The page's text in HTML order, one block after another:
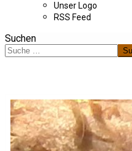
Unser Logo
RSS Feed
Suchen